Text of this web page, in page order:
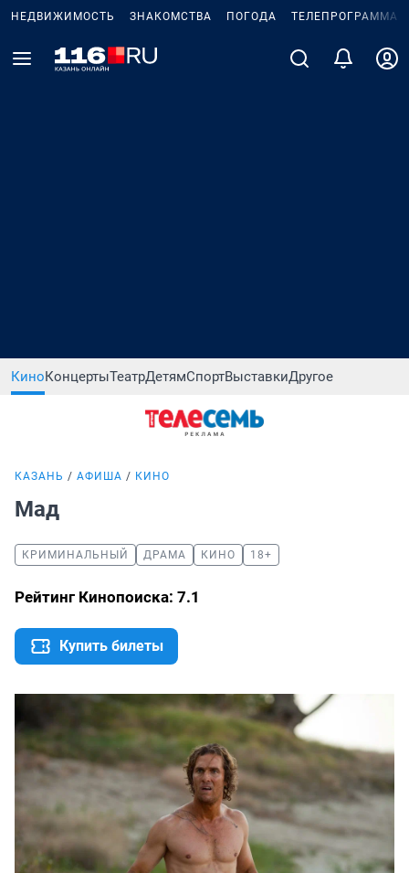
НЕДВИЖИМОСТЬ ЗНАКОМСТВА ПОГОДА ТЕЛЕПРОГРАММА
КиноКонцертыТеатрДетямСпортВыставкиДругое
КАЗАНЬ АФИША КИНО
Мад
КРИМИНАЛЬНЫЙ ДРАМА КИНО 18+
Рейтинг Кинопоиска: 7.1
Купить билеты